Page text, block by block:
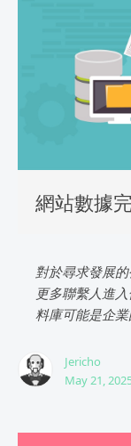
網站數據
對於尋求發展
更多聯繫人進
料庫可能是企
Jericho
May 21,